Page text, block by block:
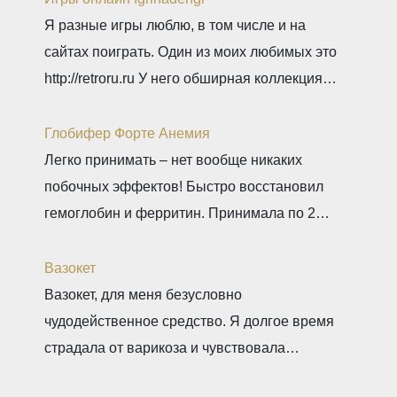
Я разные игры люблю, в том числе и на
сайтах поиграть. Один из моих любимых это
http://retroru.ru У него обширная коллекция
все, от культовых хитов 90-х до редких
артефактов, которые наверняка оценят
коллекционеры. Там навигация удобная, а
дизайн сайта выдержан в тематике ретро, и
Глобифер Форте Анемия
Легко принимать – нет вообще никаких
побочных эффектов! Быстро восстановил
гемоглобин и ферритин. Принимала по 2
140. Прошла одышка. Стала снова
заниматься спортом. Врач сказала, что
препарат безопасный и можно беременным.
Вазокет
Вазокет, для меня безусловно
чудодейственное средство. Я долгое время
страдала от варикоза и чувствовала